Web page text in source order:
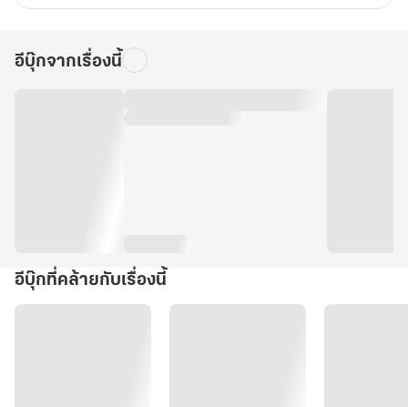
อีบุ๊กจากเรื่องนี้
อีบุ๊กที่คล้ายกับเรื่องนี้